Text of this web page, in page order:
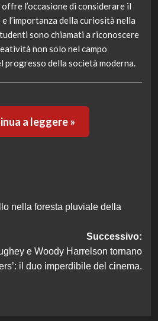
l’occasione di considerare il
l’importanza della curiosità nella
sono chiamati a riconoscere
non solo nel campo
progresso della società moderna.
a leggere »
nella foresta pluviale della
Successivo:
e Woody Harrelson tornano
il duo imperdibile del cinema.